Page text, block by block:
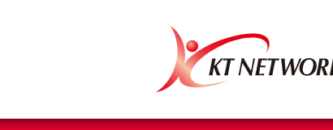
》ドコモショップ田川バ
》シャトレーゼ田川バイ